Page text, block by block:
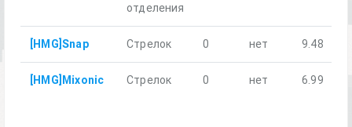
отделения
[HMG]Snap Стрелок 0 нет 9.48
[HMG]Mixonic Стрелок 0 нет 6.99